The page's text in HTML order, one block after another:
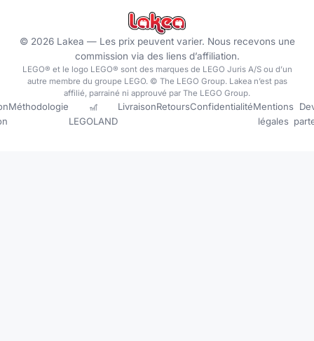
© 2026Lakea — Les prix peuvent varier. Nous recevons une
commission via des liens d’affiliation.
LEGO® et le logo LEGO® sont des marques de LEGO Juris A/S ou d’un
autre membre du groupe LEGO. © The LEGO Group. Lakea n’est pas
affilié, parrainé ni approuvé par The LEGO Group.
Méthodologie
🎢
LEGOLAND
LivraisonRetoursConfidentialitéMentions
légales